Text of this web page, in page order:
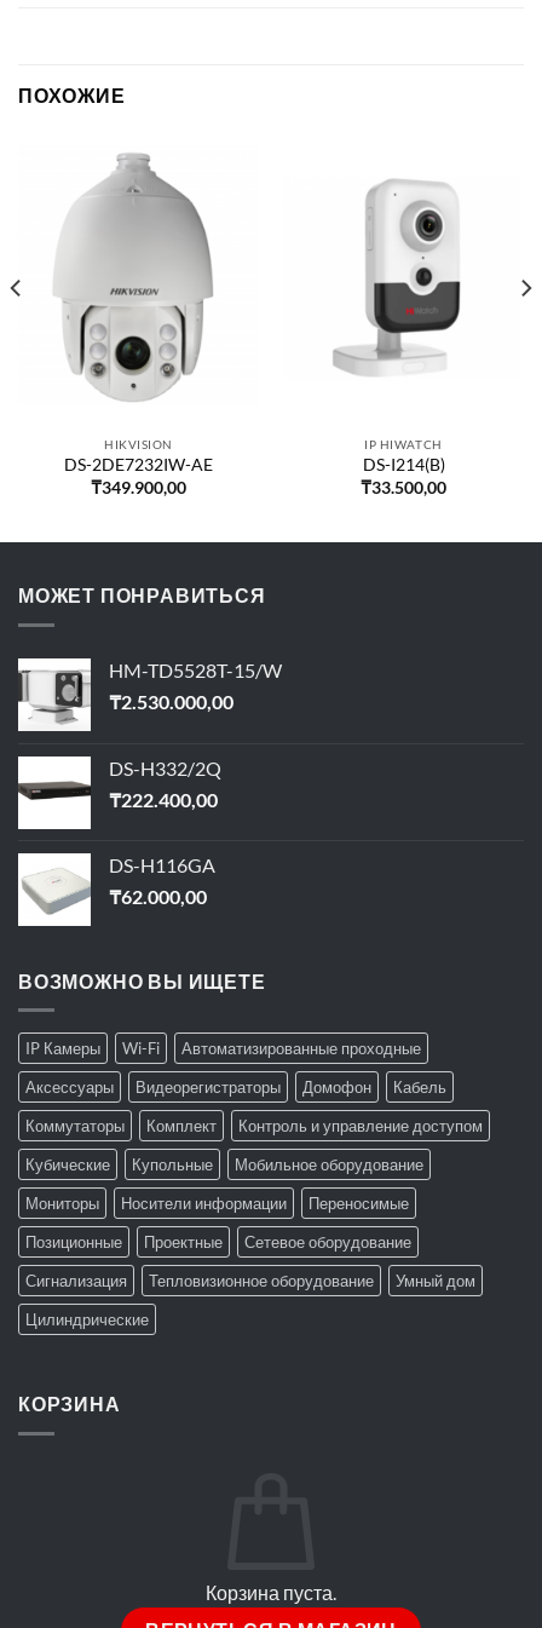
ПОХОЖИЕ
HIKVISION
DS-2DE7232IW-AE
₸349.900,00
IP HIWATCH
DS-I214(B)
₸33.500,00
МОЖЕТ ПОНРАВИТЬСЯ
HM-TD5528T-15/W
₸2.530.000,00
DS-H332/2Q
₸222.400,00
DS-H116GA
₸62.000,00
ВОЗМОЖНО ВЫ ИЩЕТЕ
IP Камеры Wi-Fi
Автоматизированные проходные
Аксессуары
Видеорегистраторы Домофон
Кабель
Коммутаторы
Комплект
Контроль и управление доступом
Кубические
Купольные
Мобильное оборудование
Мониторы
Носители информации
Переносимые
Позиционные
Проектные
Сетевое оборудование
Сигнализация
Тепловизионное оборудование
Умный дом
Цилиндрические
КОРЗИНА
Корзина пуста.